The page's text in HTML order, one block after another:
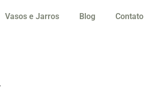
Vasos e Jarros Blog Contato